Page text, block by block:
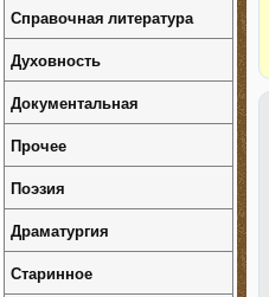
Справочная литература
Духовность
Документальная
Прочее
Поэзия
Драматургия
Старинное